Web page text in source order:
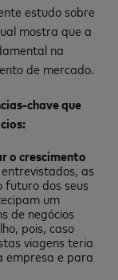
estudo sobre
mostra que a
na
de mercado.
chave que
o crescimento
as
futuro dos seus
um
de negócios
pois, caso
viagens teria
empresa e para